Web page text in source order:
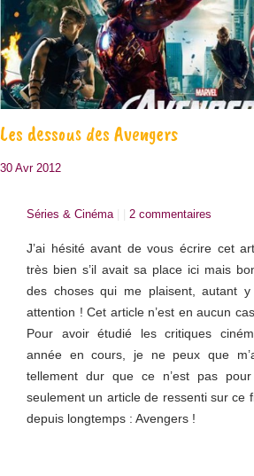
Les dessous des Avengers
30 Avr 2012
Séries & Cinéma| | 2 commentaires
J’ai hésité avant de vous écrire cet
très bien s’il avait sa place ici mais
des choses qui me plaisent, autant
attention ! Cet article n’est en aucun
Pour avoir étudié les critiques
année en cours, je ne peux que
tellement dur que ce n’est pas
seulement un article de ressenti sur ce
depuis longtemps : Avengers !